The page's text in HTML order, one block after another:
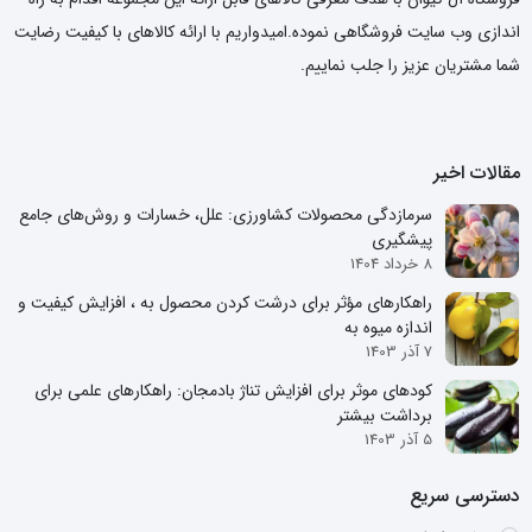
اندازی وب سایت فروشگاهی نموده.امیدواریم با ارائه کالاهای با کیفیت رضایت
شما مشتریان عزیز را جلب نماییم.
مقالات اخیر
سرمازدگی محصولات کشاورزی: علل، خسارات و روش‌های جامع
پیشگیری
8 خرداد 1404
راهکارهای مؤثر برای درشت کردن محصول به ، افزایش کیفیت و
اندازه میوه به
7 آذر 1403
کودهای موثر برای افزایش تناژ بادمجان: راهکارهای علمی برای
برداشت بیشتر
5 آذر 1403
دسترسی سریع